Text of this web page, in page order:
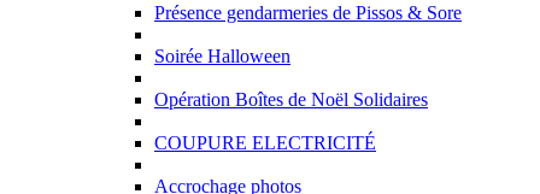
Présence gendarmeries de Pissos & Sore
Soirée Halloween
Opération Boîtes de Noël Solidaires
COUPURE ELECTRICITÉ
Accrochage photos